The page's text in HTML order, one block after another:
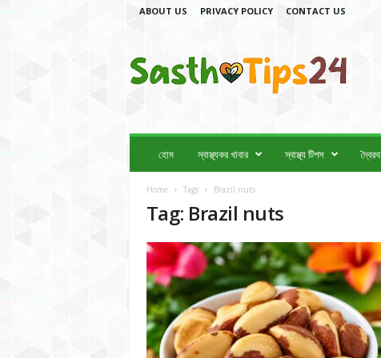
ABOUT US PRIVACY POLICY CONTACT US
টি
প
4
হোম স্বাস্থ্যকর খাবার স্বাস্থ্য টিপস দ্বৈরথ
Home Tags Brazil nuts
Tag: Brazil nuts